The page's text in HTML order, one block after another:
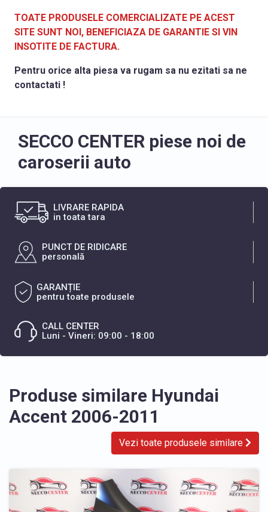
TOATE PRODUSELE COMERCIALIZATE PE ACEST
SITE SUNT NOI, BENEFICIAZA DE GARANTIE SI VIN
INSOTITE DE FACTURA.
Pentru orice alta piesa va rugam sa nu ezitati sa ne
contactati !
SECCO CENTER piese noi de
caroserii auto
LIVRARE RAPIDA
in toata tara
PUNCT DE RIDICARE
personală
GARANȚIE
pentru toate produsele
CALL CENTER
Luni - Vineri: 09:00 - 18:00
Produse similare Hyundai
Accent 2006-2011
Vezi toate produsele similare